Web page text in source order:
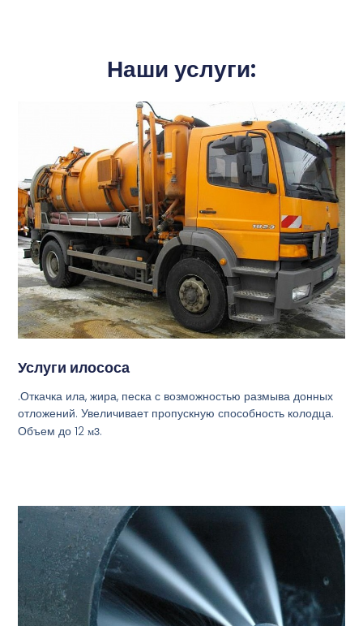
Наши услуги:
Услуги илососа
.Откачка ила, жира, песка с возможностью размыва донных
отложений. Увеличивает пропускную способность колодца.
Объем до 12м3.